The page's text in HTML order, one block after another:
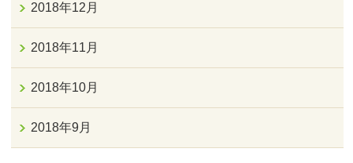
2018年12月
2018年11月
2018年10月
2018年9月